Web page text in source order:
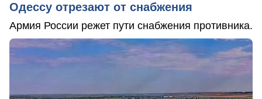
Одессу отрезают от снабжения
Армия России режет пути снабжения противника.